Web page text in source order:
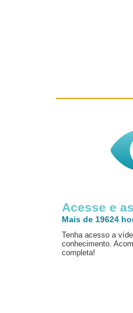
Acesse e
Mais de 19624
Tenha acesso a
conhecimento.
completa!